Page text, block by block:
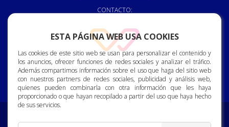
ESTA PÁGINA WEB USA COOKIES
Las cookies de este sitio web se usan para personalizar el contenido y
los anuncios, ofrecer funciones de redes sociales y analizar el tráfico.
Además compartimos información sobre el uso que haga del sitio web
con nuestros partners de redes sociales, publicidad y análisis web,
quienes pueden combinarla con otra información que les haya
proporcionado o que hayan recopilado a partir del uso que haya hecho
de sus servicios.
CONTACTO:
928 150 222
recepcion@vallemarina.es
Calle Bjorn Lyng, 2. 35120
Arguineguin. Gran Canaria.